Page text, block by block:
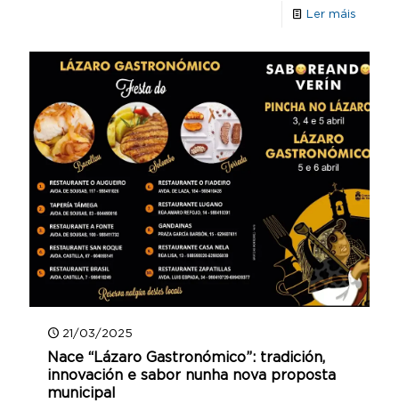
Ler máis
21/03/2025
Nace “Lázaro Gastronómico”: tradición,
innovación e sabor nunha nova proposta
municipal